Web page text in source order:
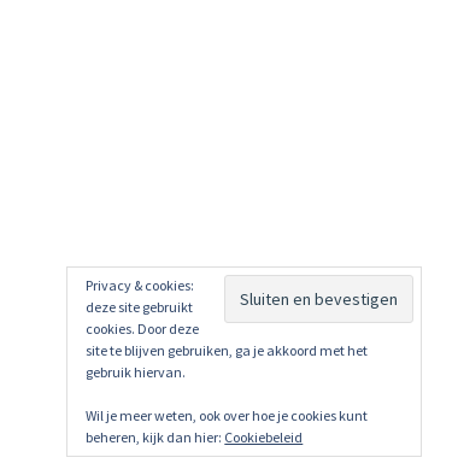
Privacy & cookies:
deze site gebruikt
cookies. Door deze
site te blijven gebruiken, ga je akkoord met het
gebruik hiervan.
Wil je meer weten, ook over hoe je cookies kunt
beheren, kijk dan hier: Cookiebeleid